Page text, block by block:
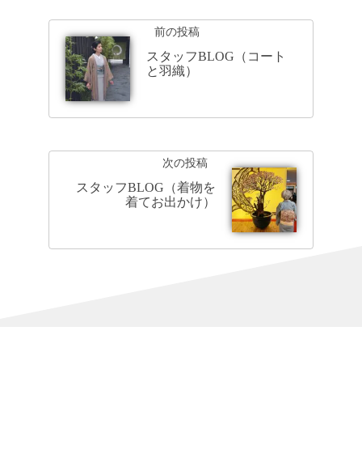
前の投稿
スタッフBLOG（コート
と羽織）
次の投稿
スタッフBLOG（着物を
着てお出かけ）